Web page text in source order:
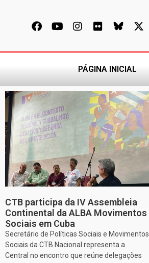
PÁGINA INICIAL
CTB participa da IV Assembleia
Continental da ALBA Movimentos
Sociais em Cuba
Secretário de Políticas Sociais e Movimentos
Sociais da CTB Nacional representa a
Central no encontro que reúne delegações